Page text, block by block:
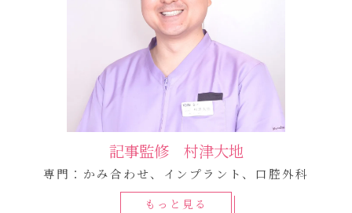
記事監修 村津大地
専門：かみ合わせ、インプラント、口腔外科
もっと見る